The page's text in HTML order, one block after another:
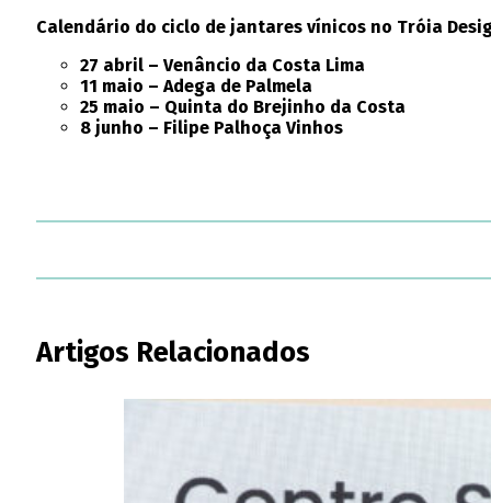
Calendário do ciclo de jantares vínicos no Tróia
27 abril – Venâncio da Costa Lima
11 maio – Adega de Palmela
25 maio – Quinta do Brejinho da Costa
8 junho – Filipe Palhoça Vinhos
Artigos Relacionados